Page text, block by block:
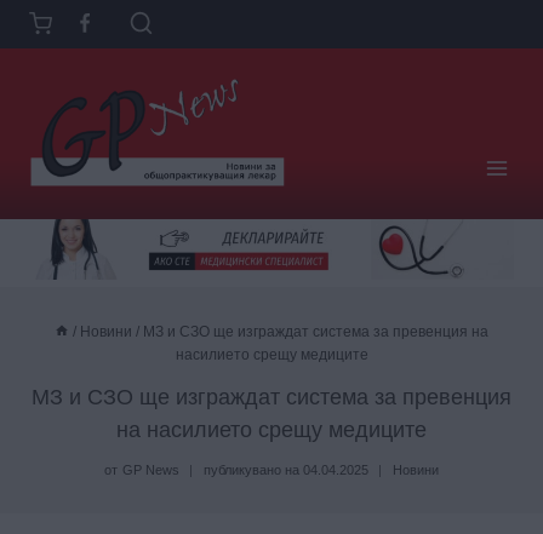
Към
съдържанието
/ Новини / МЗ и СЗО ще изграждат система за превенция на
насилието срещу медиците
МЗ и СЗО ще изграждат система за превенция
на насилието срещу медиците
от GP News публикувано на 04.04.2025 Новини